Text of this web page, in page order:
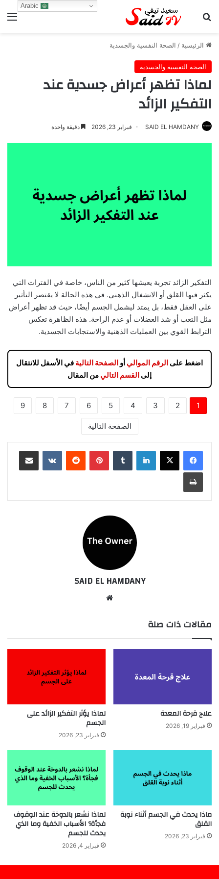
بحث عن
الرئيسية / الصحة النفسية والجسدية
الصحة النفسية والجسدية
لماذا تظهر أعراض جسدية عند
التفكير الزائد
SAID EL HAMDANY فبراير 23, 2026 دقيقة واحدة
التفكير الزائد تجربة يعيشها كثير من الناس، خاصة في الفترات التي
يكثر فيها القلق أو الانشغال الذهني. في هذه الحالة لا يقتصر التأثير
على العقل فقط، بل يمتد ليشمل الجسم أيضًا، حيث قد تظهر أعراض
مثل التعب أو شد العضلات أو عدم الراحة. هذه الظاهرة تعكس
الترابط القوي بين العمليات الذهنية والاستجابات الجسدية.
اضغط على الرقم الموالي أو الصفحة التالية في الأسفل للانتقال
إلى القسم التالي من المقال
1
2
3
4
5
6
7
8
9
الصفحة التالية
لينكدإن بينتيريست مشاركة عبر البريد
طباعة
SAID EL HAMDANY
مقالات ذات صلة
علاج قرحة المعدة
فبراير 19, 2026
لماذا يؤثر التفكير الزائد على
الجسم
فبراير 23, 2026
ماذا يحدث في الجسم أثناء نوبة
القلق
فبراير 23, 2026
لماذا نشعر بالدوخة عند الوقوف
فجأة؟ الأسباب الخفية وما الذي
يحدث للجسم
فبراير 4, 2026